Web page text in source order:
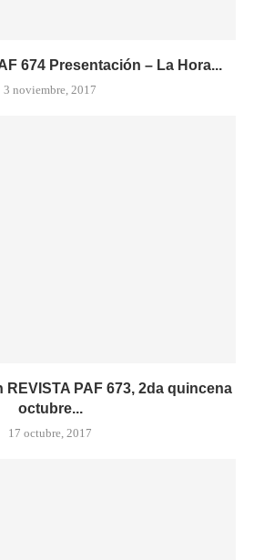
674 Presentación – La Hora...
3 noviembre, 2017
PAF 673, 2da quincena
octubre...
17 octubre, 2017